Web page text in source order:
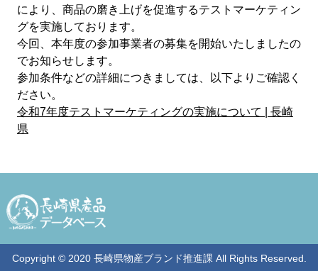
により、商品の磨き上げを促進するテストマーケティン
グを実施しております。
今回、本年度の参加事業者の募集を開始いたしましたの
でお知らせします。
参加条件などの詳細につきましては、以下よりご確認く
ださい。
令和7年度テストマーケティングの実施について | 長崎
県
Copyright © 2020 長崎県物産ブランド推進課 All Rights Reserved.